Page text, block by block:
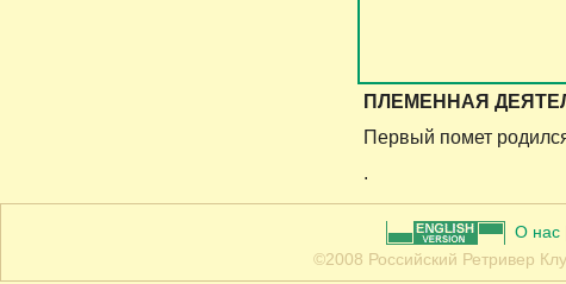
ПЛЕМЕННАЯ
Первый помет
.
О нас
©2008 Российский Ретривер